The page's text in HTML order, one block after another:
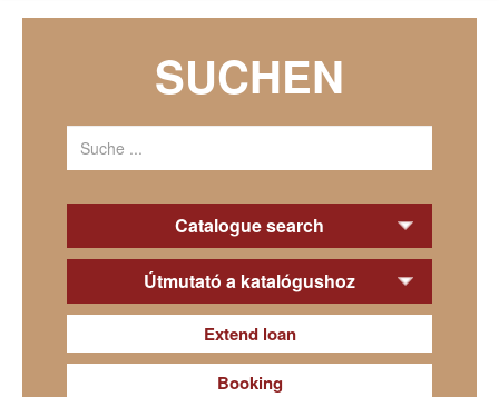
SUCHEN
Catalogue search
Útmutató a katalógushoz
Extend loan
Booking